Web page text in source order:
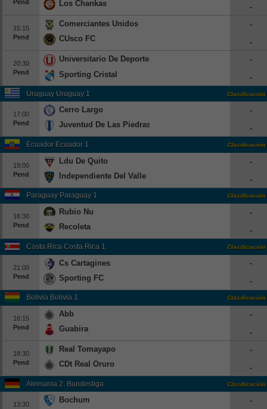
Pend
Los Chankas
-
15:15
Pend
Comerciantes Unidos
CUsco FC
-
-
20:30
Pend
Universitario De Deportes
Sporting Cristal
-
-
Uruguay Uruguay 1 Clasificación
17:00
Pend
Cerro Largo
Juventud De Las Piedras
-
-
Ecuador Ecuador 1 Clasificación
19:00
Pend
Ldu De Quito
Independiente Del Valle
-
-
Paraguay Paraguay 1 Clasificación
16:30
Pend
Rubio Nu
Recoleta
-
-
Costa Rica Costa Rica 1 Clasificación
21:00
Pend
Cs Cartagines
Sporting FC
-
-
Bolivia Bolivia 1 Clasificación
16:15
Pend
Abb
Guabira
-
-
18:30
Pend
Real Tomayapo
CDt Real Oruro
-
-
Alemania 2. Bundesliga Clasificación
13:30
Bochum
-
Casas de Apuestas